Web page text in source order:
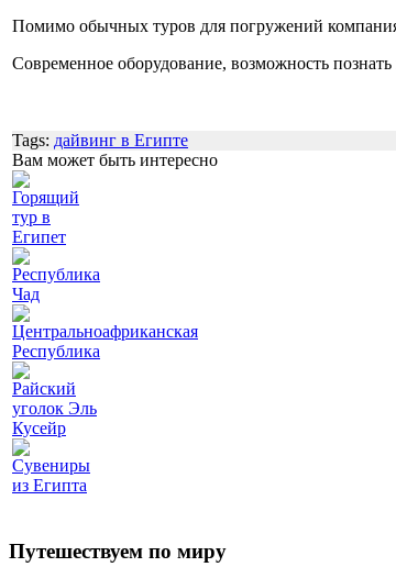
Помимо обычных туров для погружений
Современное оборудование, возможность
Tags: дайвинг в Египте
Вам может быть интересно
Горящий
тур в
Египет
Республика
Чад
Центральноафриканская
Республика
Райский
уголок Эль
Кусейр
Сувениры
из Египта
Путешествуем по миру